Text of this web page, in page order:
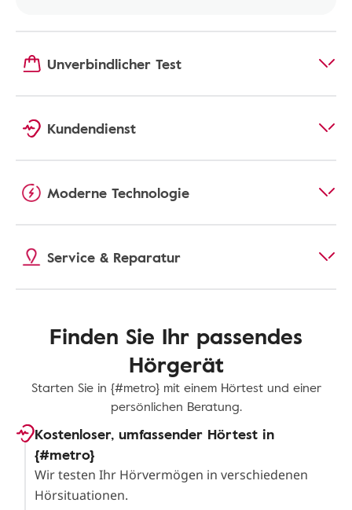
Unverbindlicher Test
Kundendienst
Moderne Technologie
Service & Reparatur
Finden Sie Ihr passendes
Hörgerät
Starten Sie in {#metro} mit einem Hörtest und einer
persönlichen Beratung.
Kostenloser, umfassender Hörtest in
{#metro}
Wir testen Ihr Hörvermögen in verschiedenen
Hörsituationen.